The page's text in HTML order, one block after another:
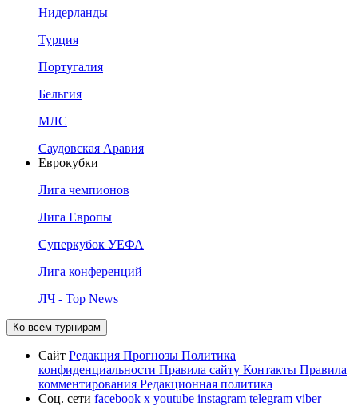
Нидерланды
Турция
Португалия
Бельгия
МЛС
Саудовская Аравия
Еврокубки
Лига чемпионов
Лига Европы
Суперкубок УЕФА
Лига конференций
ЛЧ - Top News
Ко всем турнирам
Сайт Редакция Прогнозы Политика
конфиденциальности Правила сайту Контакты Правила
комментирования Редакционная политика
Соц. сети facebook x youtube instagram telegram viber